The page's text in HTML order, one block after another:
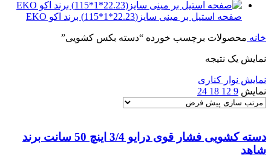
صفحه استیل بر مینی سایز(22.23*1*115) برند اکو EKO
خانه محصولات برچسب خورده “دسته بکس کشویی”
نمایش یک نتیجه
نمایش نوار کناری
نمایش 9
12
18
24
دسته کشویی فشار قوی درایو 3/4 اینچ 50 سانت برند
شاهد